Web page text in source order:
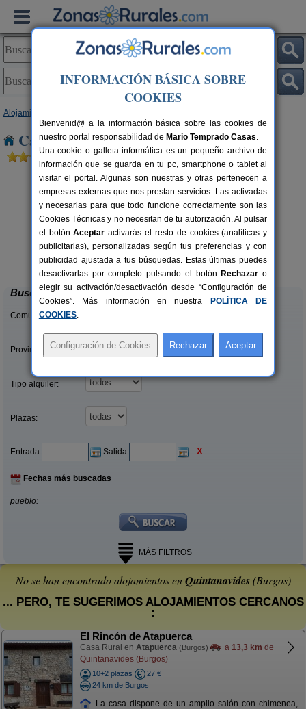
Alojamientos
Casas Rurales cerca de Quintanavides
8-10+1 pers.
desde47 €
Casa Rural El Tirabeque
Ruyales del Agua (Burgos)
Buscar
Comunidades:
Provincias/Islas:
Tipo alquiler:
Plazas:
Entrada: Salida: X
Fechas más buscadas
pueblo:
MÁS FILTROS
No se han encontrado alojamientos enQuintanavides(Burgos)
... PERO, TE SUGERIMOS ALOJAMIENTOS CERCANOS
:
El Rincón de Atapuerca
Casa Rural en Atapuerca (Burgos) a 13,3 km de
Quintanavides (Burgos)
10+2 plazas
27 €
24 km de Burgos
La casa dispone de un amplio salón con chimenea,
INFORMACIÓN BÁSICA SOBRE
COOKIES
Bienvenid@ a la información básica sobre las cookies de
nuestro portal responsabilidad de Mario Temprado Casas.
Una cookie o galleta informática es un pequeño archivo de
información que se guarda en tu pc, smartphone o tablet al
visitar el portal. Algunas son nuestras y otras pertenecen a
empresas externas que nos prestan servicios. Las activadas
y necesarias para que todo funcione correctamente son las
Cookies Técnicas y no necesitan de tu autorización. Al pulsar
el botónAceptar activarás el resto de cookies (analíticas y
publicitarias), personalizadas según tus preferencias y con
publicidad ajustada a tus búsquedas. Estas últimas puedes
desactivarlas por completo pulsando el botón Rechazar o
elegir su activación/desactivación desde “Configuración de
Cookies”. Más información en nuestra
POLÍTICA DE
COOKIES.